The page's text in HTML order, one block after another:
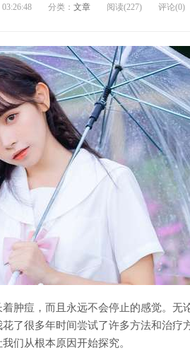
分类： 文章 阅读(227) 评论(0)
肿痘，而且永远不会停止的感觉。无
了很多年时间尝试了许多方法和治疗
们从根本原因开始探究。